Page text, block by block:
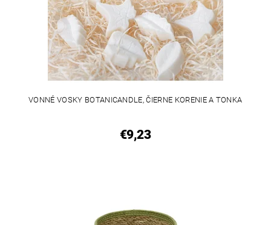
VONNÉ VOSKY BOTANICANDLE, ČIERNE KORENIE A TONKA
€9,23